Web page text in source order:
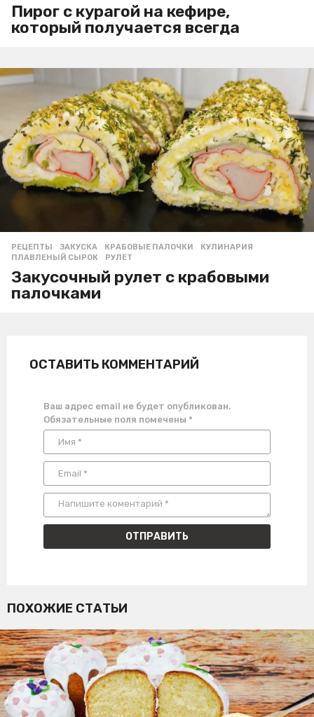
Пирог с курагой на кефире,
который получается всегда
РЕЦЕПТЫ ЗАКУСКА ,КРАБОВЫЕ ПАЛОЧКИ ,КУЛИНАРИЯ
ПЛАВЛЕНЫЙ СЫРОК
,РУЛЕТ
Закусочный рулет с крабовыми
палочками
ОСТАВИТЬ КОММЕНТАРИЙ
Ваш адрес email не будет опубликован.
Обязательные поля помечены *
ПОХОЖИЕ СТАТЬИ